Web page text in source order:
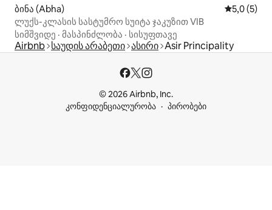
ბინა (Abha) საშუალო
5,0 (5)
ლუქს-კლასის სასტუმრო სუიტა ჯაკუზით VIB
სიმშვიდე · მასპინძლობა · სისუფთავე
Airbnb საუდის არაბეთი ასირი Asir Principality
© 2026 Airbnb, Inc.
კონფიდენციალურობა
პირობები